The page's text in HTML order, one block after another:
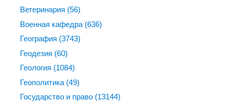
Ветеринария (56)
Военная кафедра (636)
География (3743)
Геодезия (60)
Геология (1084)
Геополитика (49)
Государство и право (13144)